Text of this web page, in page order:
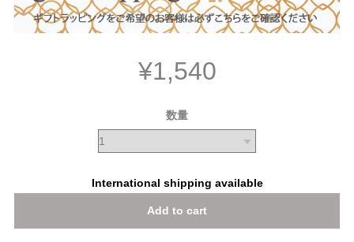
¥1,540
数量
International shipping available
Add to cart